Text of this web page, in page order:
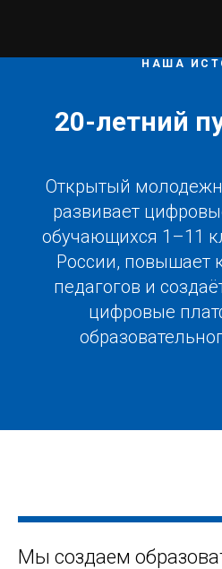
НАША
20-летний
Открытый
развивает
обучающихся 1–11
России, повышает
педагогов и
цифровые
Мы создаем